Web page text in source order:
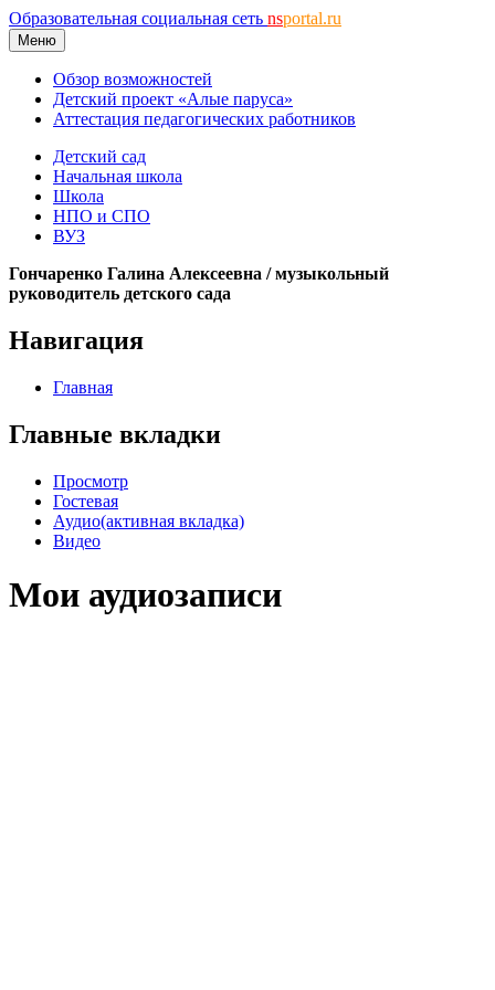
Образовательная социальная сеть nsportal.ru
Меню
Обзор возможностей
Детский проект «Алые паруса»
Аттестация педагогических работников
Детский сад
Начальная школа
Школа
НПО и СПО
ВУЗ
Гончаренко Галина Алексеевна / музыкольный
руководитель детского сада
Навигация
Главная
Главные вкладки
Просмотр
Гостевая
Аудио(активная вкладка)
Видео
Мои аудиозаписи